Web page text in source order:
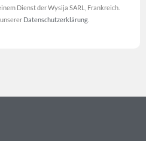
Dienst der Wysija SARL, Frankreich.
Datenschutzerklärung